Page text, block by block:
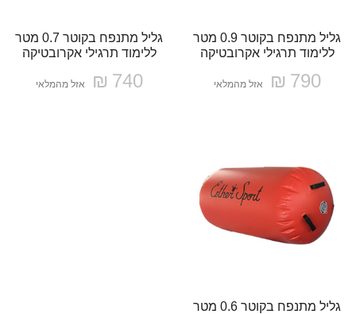
גליל מתנפח בקוטר 0.9 מטר
ללימוד תרגילי אקרובטיקה
790 ₪ אזל מהמלאי
גליל מתנפח בקוטר 0.7 מטר
ללימוד תרגילי אקרובטיקה
740 ₪ אזל מהמלאי
גליל מתנפח בקוטר 0.6 מטר